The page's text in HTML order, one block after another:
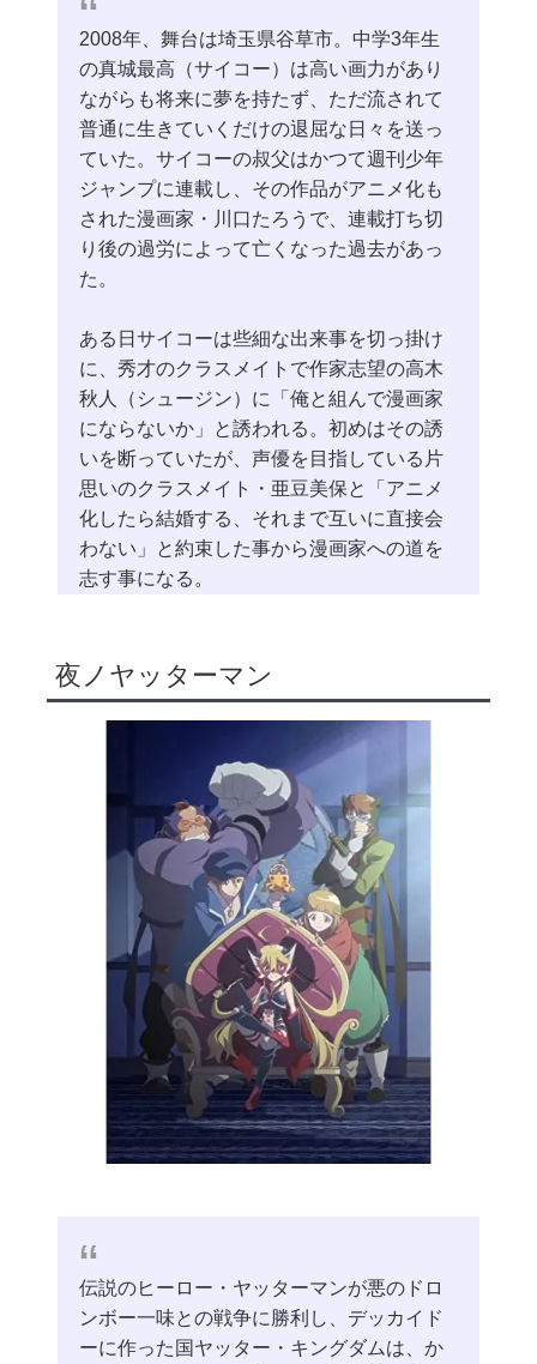
2008年、舞台は埼玉県谷草市。中学3年生
の真城最高（サイコー）は高い画力があり
ながらも将来に夢を持たず、ただ流されて
普通に生きていくだけの退屈な日々を送っ
ていた。サイコーの叔父はかつて週刊少年
ジャンプに連載し、その作品がアニメ化も
された漫画家・川口たろうで、連載打ち切
り後の過労によって亡くなった過去があっ
た。
ある日サイコーは些細な出来事を切っ掛け
に、秀才のクラスメイトで作家志望の高木
秋人（シュージン）に「俺と組んで漫画家
にならないか」と誘われる。初めはその誘
いを断っていたが、声優を目指している片
思いのクラスメイト・亜豆美保と「アニメ
化したら結婚する、それまで互いに直接会
わない」と約束した事から漫画家への道を
志す事になる。
夜ノヤッターマン
伝説のヒーロー・ヤッターマンが悪のドロ
ンボー一味との戦争に勝利し、デッカイド
ーに作った国ヤッター・キングダムは、か